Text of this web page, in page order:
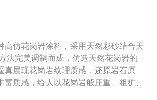
高仿花岗岩涂料，采用天然彩砂结合天
法完美调制而成，仿造天然花岗岩的
真展现花岗岩纹理质感，还原岩石原
质感，给人以花岗岩般庄重、粗犷、